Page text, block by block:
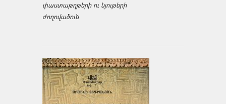
փաստաթղթերի ու նյութերի
ժողովածուն